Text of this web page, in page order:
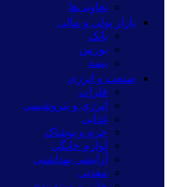
تعاونی‌ها
بازار پولی و مالی
بانک
بورس
بیمه
صنعت و انرژی
فلزات
انرژی و پتروشیمی
غذایی
چرم و پوشاک
لوازم خانگی
آرایشی بهداشتی
معدنی